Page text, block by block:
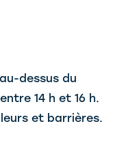
dessus du
14 h et 16 h.
et barrières.